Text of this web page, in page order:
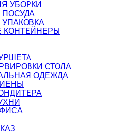
УБОРКИ
ПОСУДА
КОНТЕЙНЕРЫ
СТОЛА
ОДЕЖДА